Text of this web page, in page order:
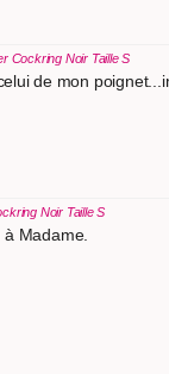
Cockring Noir Taille S
de mon
Noir Taille S
à Madame.